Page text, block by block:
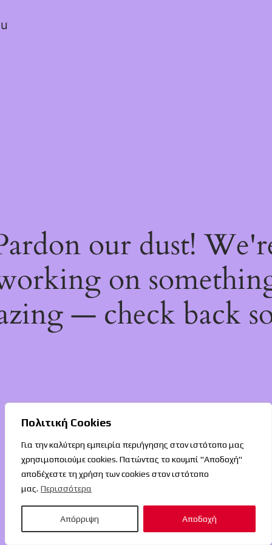
Πολιτική Cookies
Για την καλύτερη εμπειρία περιήγησης στον ιστότοπο μας
χρησιμοποιούμε cookies. Πατώντας το κουμπί "Αποδοχή"
αποδέχεστε τη χρήση των cookies στον ιστότοπο
μας. Περισσότερα
Απόρριψη Αποδοχή
our dust!
on
— check back